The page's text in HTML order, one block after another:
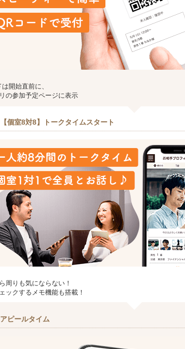
開始直前に、
の参加予定ページに表示
【個室8対8】トークタイムスタート
周りも気にならない！
ックするメモ機能も搭載！
アピールタイム